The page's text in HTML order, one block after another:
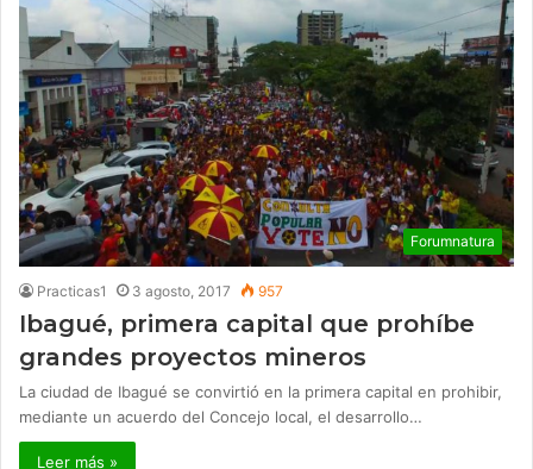
Forumnatura
Practicas1 3 agosto, 2017 957
Ibagué, primera capital que prohíbe
grandes proyectos mineros
La ciudad de Ibagué se convirtió en la primera capital en prohibir,
mediante un acuerdo del Concejo local, el desarrollo…
Leer más »